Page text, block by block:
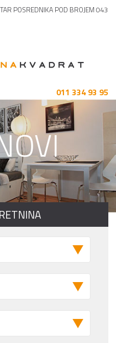
POSREDNIKA POD BROJEM 043
011 334 93 95